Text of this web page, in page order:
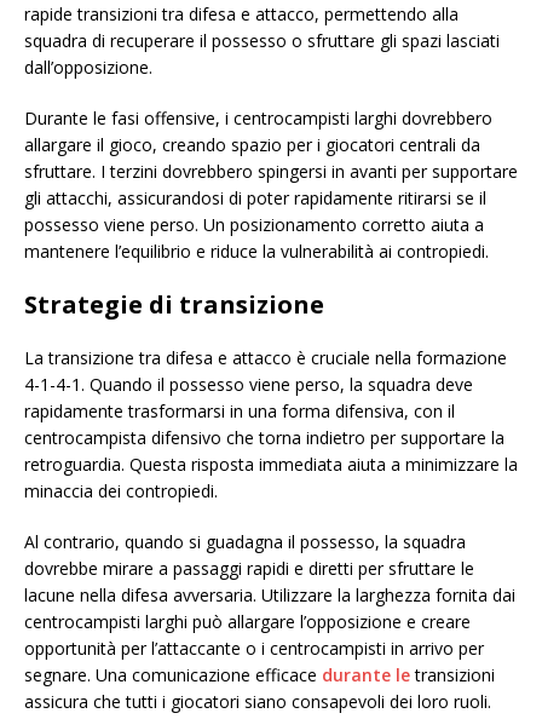
rapide transizioni tra difesa e attacco, permettendo alla
squadra di recuperare il possesso o sfruttare gli spazi lasciati
dall’opposizione.
Durante le fasi offensive, i centrocampisti larghi dovrebbero
allargare il gioco, creando spazio per i giocatori centrali da
sfruttare. I terzini dovrebbero spingersi in avanti per supportare
gli attacchi, assicurandosi di poter rapidamente ritirarsi se il
possesso viene perso. Un posizionamento corretto aiuta a
mantenere l’equilibrio e riduce la vulnerabilità ai contropiedi.
Strategie di transizione
La transizione tra difesa e attacco è cruciale nella formazione
4-1-4-1. Quando il possesso viene perso, la squadra deve
rapidamente trasformarsi in una forma difensiva, con il
centrocampista difensivo che torna indietro per supportare la
retroguardia. Questa risposta immediata aiuta a minimizzare la
minaccia dei contropiedi.
Al contrario, quando si guadagna il possesso, la squadra
dovrebbe mirare a passaggi rapidi e diretti per sfruttare le
lacune nella difesa avversaria. Utilizzare la larghezza fornita dai
centrocampisti larghi può allargare l’opposizione e creare
opportunità per l’attaccante o i centrocampisti in arrivo per
segnare. Una comunicazione efficace durante letransizioni
assicura che tutti i giocatori siano consapevoli dei loro ruoli.